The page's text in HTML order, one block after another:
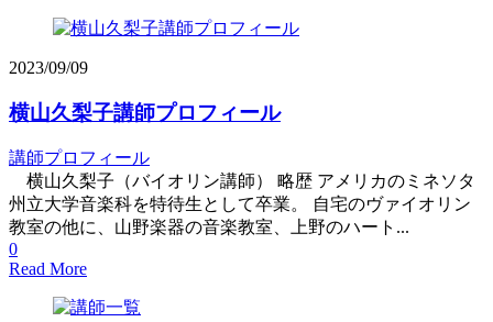
2023/09/09
横山久梨子講師プロフィール
講師プロフィール
横山久梨子（バイオリン講師） 略歴 アメリカのミネソタ
州立大学音楽科を特待生として卒業。 自宅のヴァイオリン
教室の他に、山野楽器の音楽教室、上野のハート...
0
Read More